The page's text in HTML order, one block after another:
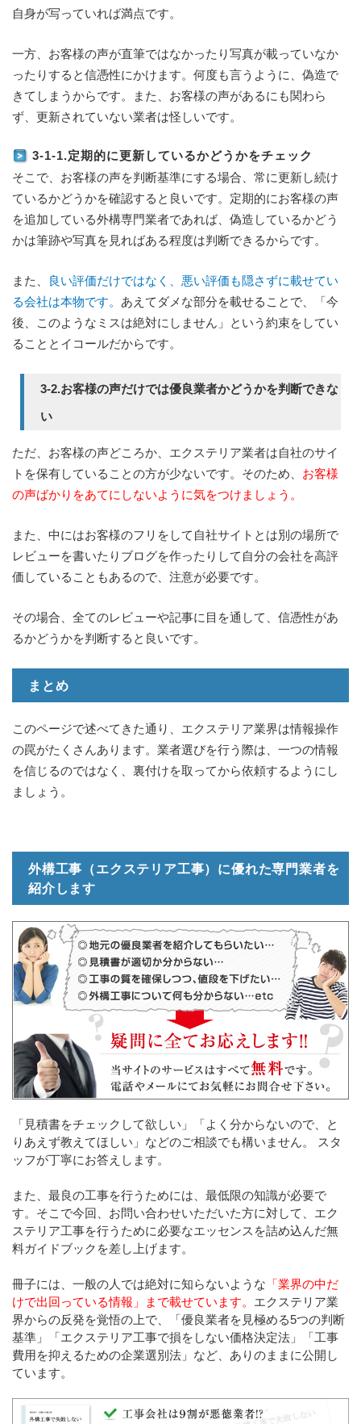
自身が写っていれば満点です。
一方、お客様の声が直筆ではなかったり写真が載っていなか
ったりすると信憑性にかけます。何度も言うように、偽造で
きてしまうからです。また、お客様の声があるにも関わら
ず、更新されていない業者は怪しいです。
3-1-1.定期的に更新しているかどうかをチェック
そこで、お客様の声を判断基準にする場合、常に更新し続け
ているかどうかを確認すると良いです。定期的にお客様の声
を追加している外構専門業者であれば、偽造しているかどう
かは筆跡や写真を見ればある程度は判断できるからです。
また、
良い評価だけではなく、悪い評価も隠さずに載せてい
る会社は本物です。 あえてダメな部分を載せることで、「今
後、このようなミスは絶対にしません」という約束をしてい
ることとイコールだからです。
3-2.お客様の声だけでは優良業者かどうかを判断できな
い
ただ、お客様の声どころか、エクステリア業者は自社のサイ
トを保有していることの方が少ないです。そのため、 お客様
の声ばかりをあてにしないように気をつけましょう。
また、中にはお客様のフリをして自社サイトとは別の場所で
レビューを書いたりブログを作ったりして自分の会社を高評
価していることもあるので、注意が必要です。
その場合、全てのレビューや記事に目を通して、信憑性があ
るかどうかを判断すると良いです。
まとめ
このページで述べてきた通り、エクステリア業界は情報操作
の罠がたくさんあります。業者選びを行う際は、一つの情報
を信じるのではなく、裏付けを取ってから依頼するようにし
ましょう。
外構工事（エクステリア工事）に優れた専門業者を
紹介します
「見積書をチェックして欲しい」「よく分からないので、と
りあえず教えてほしい」などのご相談でも構いません。 スタ
ッフが丁寧にお答えします。
また、最良の工事を行うためには、最低限の知識が必要で
す。そこで今回、お問い合わせいただいた方に対して、エク
ステリア工事を行うために必要なエッセンスを詰め込んだ無
料ガイドブックを差し上げます。
冊子には、一般の人では絶対に知らないような 「業界の中だ
けで出回っている情報」まで載せています。 エクステリア業
界からの反発を覚悟の上で、「優良業者を見極める5つの判断
基準」「エクステリア工事で損をしない価格決定法」「工事
費用を抑えるための企業選別法」など、ありのままに公開し
ています。